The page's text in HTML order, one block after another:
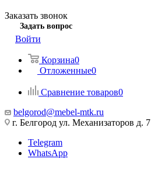
Заказать звонок
Задать вопрос
Войти
Корзина0
Отложенные0
Сравнение товаров0
belgorod@mebel-mtk.ru
г. Белгород ул. Механизаторов д. 7
Telegram
WhatsApp